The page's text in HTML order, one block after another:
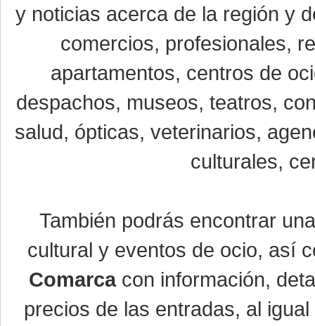
y noticias acerca de la región y
comercios, profesionales,
apartamentos, centros de
despachos, museos, teatros,
salud, ópticas, veterinarios,
culturales,
También podrás encontrar
cultural y eventos de ocio, así
Comarcacon información,
precios de las entradas, al